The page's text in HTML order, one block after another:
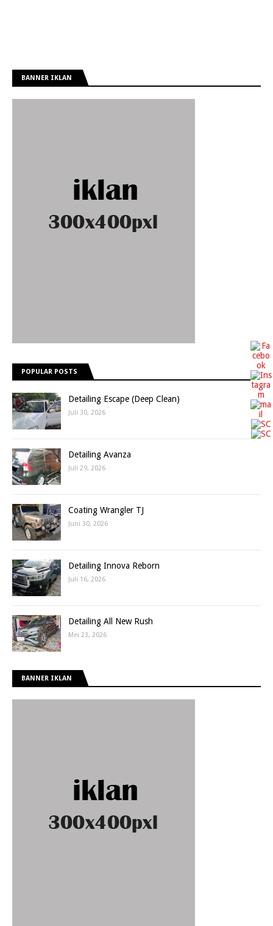
BANNER IKLAN
POPULAR POSTS
Detailing Escape (Deep Clean)
Juli 30, 2026
Detailing Avanza
Juli 29, 2026
Coating Wrangler TJ
Juni 30, 2026
Detailing Innova Reborn
Juli 16, 2026
Detailing All New Rush
Mei 23, 2026
BANNER IKLAN